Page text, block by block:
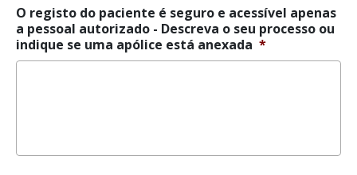
a
pessoal
autorizado *
O registo do paciente é seguro e acessível apenas
a pessoal autorizado - Descreva o seu processo ou
indique se uma apólice está anexada *